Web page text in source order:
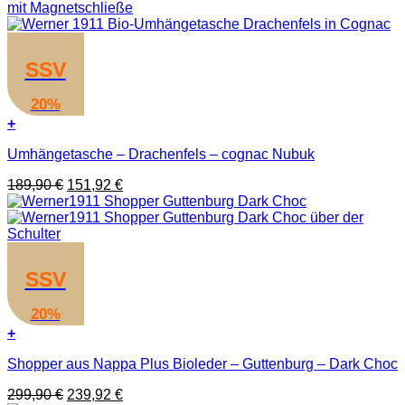
war:
199,90 €
ist:
179,91 €.
SSV
20%
+
Umhängetasche – Drachenfels – cognac Nubuk
189,90€ Ursprünglicher
Preis
war:
151,92 €Aktueller
Preis
ist:
SSV
20%
+
Shopper aus Nappa Plus Bioleder – Guttenburg – Dark Choc
299,90€ Ursprünglicher
239,92 €Aktueller